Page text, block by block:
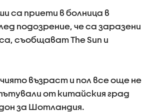
са приети в болница в
подозрение, че са заразени
съобщават The Sun и
възраст и пол все още не
от китайския град
за Шотландия.